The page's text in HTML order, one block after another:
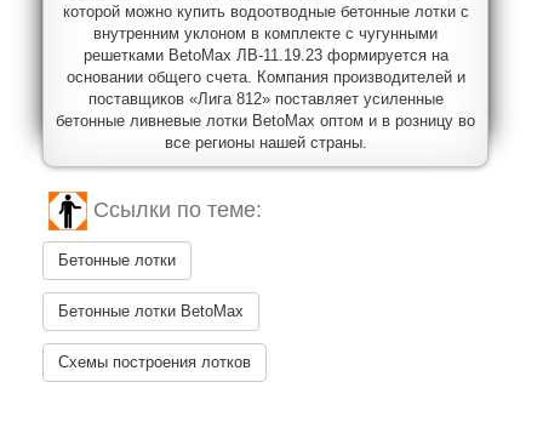
которой можно купить водоотводные бетонные лотки с
внутренним уклоном в комплекте с чугунными
решетками BetoMax ЛВ-11.19.23 формируется на
основании общего счета. Компания производителей и
поставщиков «Лига 812» поставляет усиленные
бетонные ливневые лотки BetoMax оптом и в розницу во
все регионы нашей страны.
Ссылки по теме:
Бетонные лотки
Бетонные лотки BetoMax
Схемы построения лотков